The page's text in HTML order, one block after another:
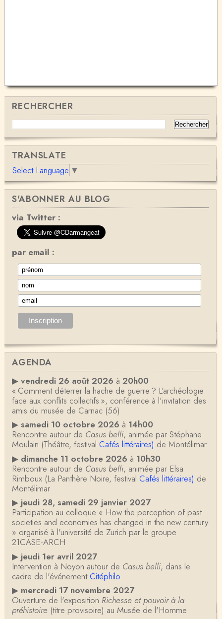
RECHERCHER
TRANSLATE
Select Language ▼
S'ABONNER AU BLOG
via Twitter :
par email :
AGENDA
▶ vendredi 26 août 2026 à 20h00
« Comment déterrer la hache de guerre ? L'archéologie
face aux conflits collectifs », conférence à l'invitation des
amis du musée de Carnac (56)
▶ samedi 10 octobre 2026 à 14h00
Rencontre autour de Casus belli, animée par Stéphane
Moulain (Théâtre, festival Cafés littéraires) de Montélimar
▶ dimanche 11 octobre 2026 à 10h30
Rencontre autour de Casus belli, animée par Elsa
Rimboux (La Panthère Noire, festival Cafés littéraires) de
Montélimar
▶ jeudi 28, samedi 29 janvier 2027
Participation au colloque « How the perception of past
societies and economies has changed in the new century
» organisé à l'université de Zurich par le groupe
21CASE-ARCH
▶ jeudi 1er avril 2027
Intervention à Noyon autour de Casus belli, dans le
cadre de l'événementCitéphilo
▶ mercredi 17 novembre 2027
Ouverture de l'exposition Richesse et pouvoir à la
préhistoire(titre provisoire) au Musée de l'Homme